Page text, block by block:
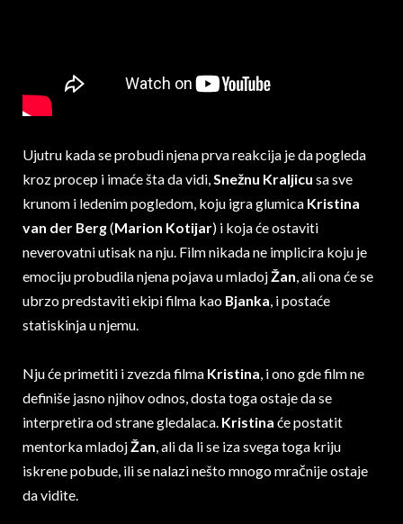
Ujutru kada se probudi njena prva reakcija je da pogleda
kroz procep i imaće šta da vidi,Snežnu Kraljicu sa sve
krunom i ledenim pogledom, koju igra glumica Kristina
van der Berg(Marion Kotijar) i koja će ostaviti
neverovatni utisak na nju. Film nikada ne implicira koju je
emociju probudila njena pojava u mladojŽan, ali ona će se
ubrzo predstaviti ekipi filma kao Bjanka, i postaće
statiskinja u njemu.
Nju će primetiti i zvezda filma Kristina, i ono gde film ne
definiše jasno njihov odnos, dosta toga ostaje da se
interpretira od strane gledalaca. Kristina će postatit
mentorka mladojŽan, ali da li se iza svega toga kriju
iskrene pobude, ili se nalazi nešto mnogo mračnije ostaje
da vidite.